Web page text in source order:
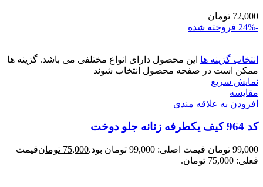
72,000 تومان
-24%
فروخته شده
انتخاب گزینه ها این محصول دارای انواع مختلفی می باشد. گزینه ها
ممکن است در صفحه محصول انتخاب شوند
نمایش سریع
مقايسه
افزودن به علاقه مندی
کد 964 کیف یکطرفه زنانه جلو دوخت
99,000 تومان قیمت اصلی: 99,000 تومان بود. 75,000 تومانقیمت
فعلی: 75,000 تومان.